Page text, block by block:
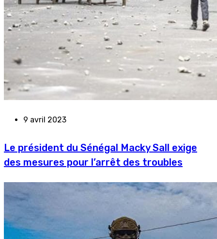
9 avril 2023
Le président du Sénégal Macky Sall exige
des mesures pour l’arrêt des troubles